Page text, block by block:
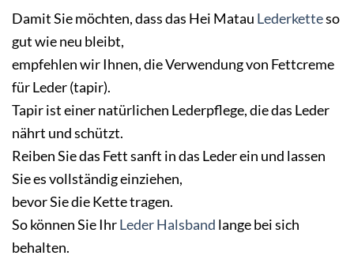
Damit Sie möchten, dass das Hei Matau Lederketteso
gut wie neu bleibt,
empfehlen wir Ihnen, die Verwendung von Fettcreme
für Leder (tapir).
Tapir ist einer natürlichen Lederpflege, die das Leder
nährt und schützt.
Reiben Sie das Fett sanft in das Leder ein und lassen
Sie es vollständig einziehen,
bevor Sie die Kette tragen.
So können Sie IhrLeder Halsband lange bei sich
behalten.